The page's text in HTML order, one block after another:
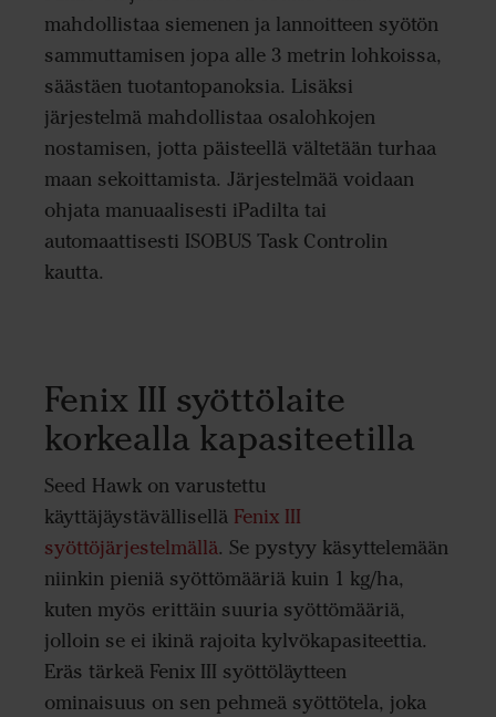
mahdollistaa siemenen ja lannoitteen syötön
sammuttamisen jopa alle 3 metrin lohkoissa,
säästäen tuotantopanoksia. Lisäksi
järjestelmä mahdollistaa osalohkojen
nostamisen, jotta päisteellä vältetään turhaa
maan sekoittamista. Järjestelmää voidaan
ohjata manuaalisesti iPadilta tai
automaattisesti ISOBUS Task Controlin
kautta.
Fenix III syöttölaite
korkealla kapasiteetilla
Seed Hawk on varustettu
käyttäjäystävällisellä Fenix III
syöttöjärjestelmällä. Se pystyy käsyttelemään
niinkin pieniä syöttömääriä kuin 1 kg/ha,
kuten myös erittäin suuria syöttömääriä,
jolloin se ei ikinä rajoita kylvökapasiteettia.
Eräs tärkeä Fenix III syöttöläytteen
ominaisuus on sen pehmeä syöttötela, joka